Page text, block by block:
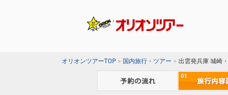
オリオンツアーTOP 国内旅行・ツアー 出雲発兵庫 城崎